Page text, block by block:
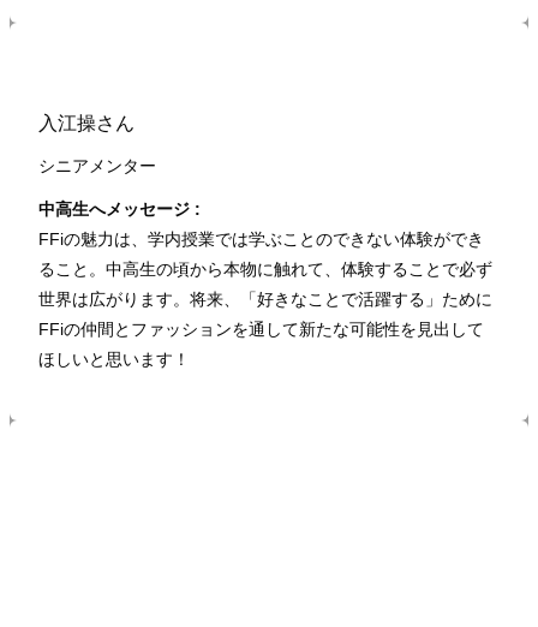
入江操さん
シニアメンター
中高生へメッセージ :
FFiの魅力は、学内授業では学ぶことのできない体験ができ
ること。中高生の頃から本物に触れて、体験することで必ず
世界は広がります。将来、「好きなことで活躍する」ために
FFiの仲間とファッションを通して新たな可能性を見出して
ほしいと思います！